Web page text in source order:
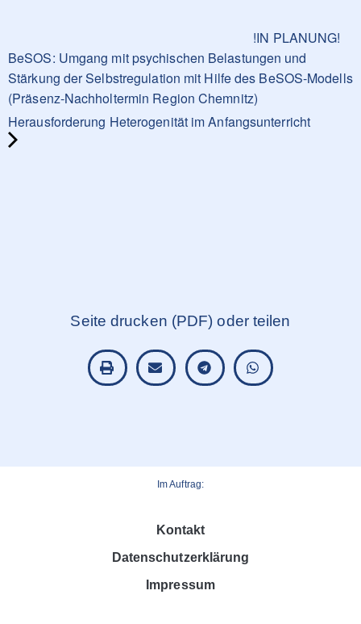
!IN PLANUNG!
BeSOS: Umgang mit psychischen Belastungen und
Stärkung der Selbstregulation mit Hilfe des BeSOS-Modells
(Präsenz-Nachholtermin Region Chemnitz)
Herausforderung Heterogenität im Anfangsunterricht
Seite drucken (PDF) oder teilen
Im Auftrag:
Kontakt
Datenschutzerklärung
Impressum